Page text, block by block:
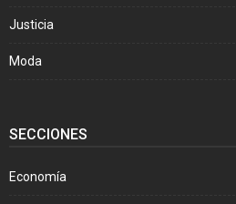
Justicia
Moda
SECCIONES
Economía